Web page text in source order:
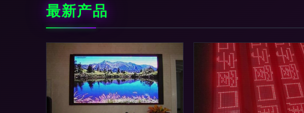
最新产品